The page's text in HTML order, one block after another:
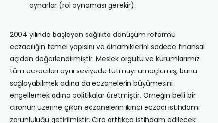
oynarlar (rol oynaması gerekir).
2004 yılında başlayan sağlıkta dönüşüm reformu
eczacılığın temel yapısını ve dinamiklerini sadece finansal
açıdan değerlendirmiştir. Meslek örgütü ve kurumlarımız
tüm eczacıları aynı seviyede tutmayı amaçlamış, bunu
sağlayabilmek adına da eczanelerin büyümesini
engellemek adına politikalar üretmiştir. Örneğin belli bir
cironun üzerine çıkan eczanelerin ikinci eczacı istihdamı
zorunluluğu getirilmiştir. Ciro arttıkça istihdam edilecek